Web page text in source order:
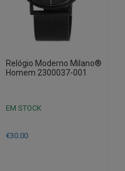
Relógio Moderno Milano®
Homem 2300037-001
EM STOCK
€30.00